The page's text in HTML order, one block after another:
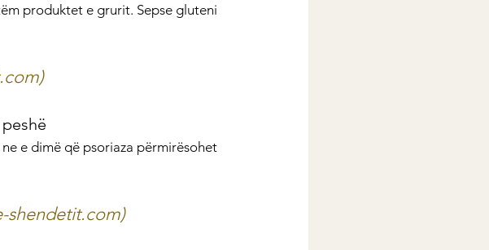
produktet e grurit. Sepse gluteni
e dimë që psoriaza përmirësohet
shendetit.com)